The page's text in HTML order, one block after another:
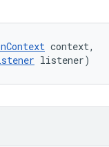
context,
listener)